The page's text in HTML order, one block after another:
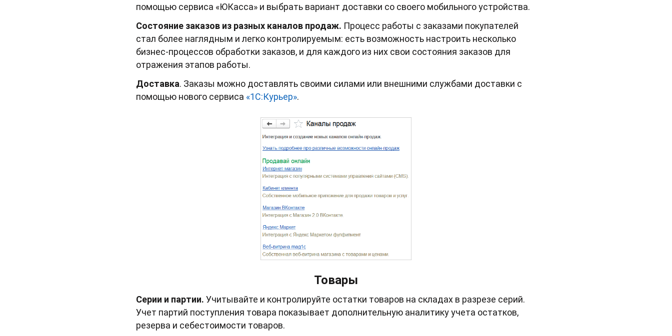
помощью сервиса «ЮКасса» и выбрать вариант доставки со своего мобильного устройства.
Состояние заказов из разных каналов продаж. Процесс работы с заказами покупателей
стал более наглядным и легко контролируемым: есть возможность настроить несколько
бизнес-процессов обработки заказов, и для каждого из них свои состояния заказов для
отражения этапов работы.
Доставка. Заказы можно доставлять своими силами или внешними службами доставки с
помощью нового сервиса «1С:Курьер».
Товары
Серии и партии. Учитывайте и контролируйте остатки товаров на складах в разрезе серий.
Учет партий поступления товара показывает дополнительную аналитику учета остатков,
резерва и себестоимости товаров.